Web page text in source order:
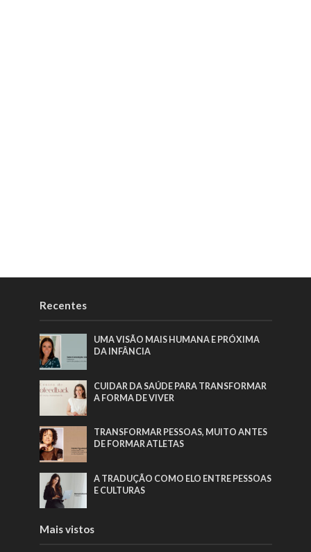
Recentes
UMA VISÃO MAIS HUMANA E PRÓXIMA
DA INFÂNCIA
CUIDAR DA SAÚDE PARA TRANSFORMAR
A FORMA DE VIVER
TRANSFORMAR PESSOAS, MUITO ANTES
DE FORMAR ATLETAS
A TRADUÇÃO COMO ELO ENTRE PESSOAS
E CULTURAS
Mais vistos